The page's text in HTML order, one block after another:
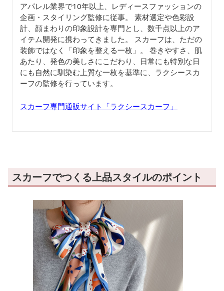
アパレル業界で10年以上、レディースファッションの
企画・スタイリング監修に従事。 素材選定や色彩設
計、顔まわりの印象設計を専門とし、数千点以上のア
イテム開発に携わってきました。 スカーフは、ただの
装飾ではなく「印象を整える一枚」。 巻きやすさ、肌
あたり、発色の美しさにこだわり、日常にも特別な日
にも自然に馴染む上質な一枚を基準に、ラクシースカ
ーフの監修を行っています。
スカーフ専門通販サイト「ラクシースカーフ」
スカーフでつくる上品スタイルのポイント